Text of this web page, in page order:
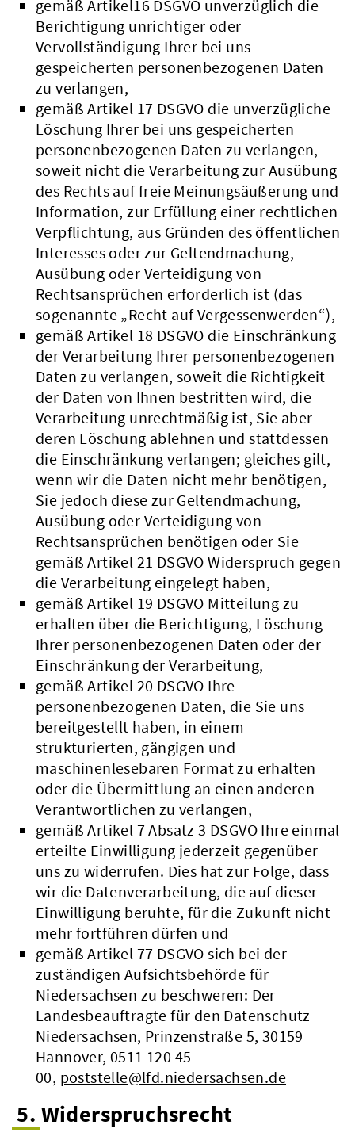
gemäß Artikel16 DSGVO unverzüglich die
Berichtigung unrichtiger oder
Vervollständigung Ihrer bei uns
gespeicherten personenbezogenen Daten
zu verlangen,
gemäß Artikel 17 DSGVO die unverzügliche
Löschung Ihrer bei uns gespeicherten
personenbezogenen Daten zu verlangen,
soweit nicht die Verarbeitung zur Ausübung
des Rechts auf freie Meinungsäußerung und
Information, zur Erfüllung einer rechtlichen
Verpflichtung, aus Gründen des öffentlichen
Interesses oder zur Geltendmachung,
Ausübung oder Verteidigung von
Rechtsansprüchen erforderlich ist (das
sogenannte „Recht auf Vergessenwerden“),
gemäß Artikel 18 DSGVO die Einschränkung
der Verarbeitung Ihrer personenbezogenen
Daten zu verlangen, soweit die Richtigkeit
der Daten von Ihnen bestritten wird, die
Verarbeitung unrechtmäßig ist, Sie aber
deren Löschung ablehnen und stattdessen
die Einschränkung verlangen; gleiches gilt,
wenn wir die Daten nicht mehr benötigen,
Sie jedoch diese zur Geltendmachung,
Ausübung oder Verteidigung von
Rechtsansprüchen benötigen oder Sie
gemäß Artikel 21 DSGVO Widerspruch gegen
die Verarbeitung eingelegt haben,
gemäß Artikel 19 DSGVO Mitteilung zu
erhalten über die Berichtigung, Löschung
Ihrer personenbezogenen Daten oder der
Einschränkung der Verarbeitung,
gemäß Artikel 20 DSGVO Ihre
personenbezogenen Daten, die Sie uns
bereitgestellt haben, in einem
strukturierten, gängigen und
maschinenlesebaren Format zu erhalten
oder die Übermittlung an einen anderen
Verantwortlichen zu verlangen,
gemäß Artikel 7 Absatz 3 DSGVO Ihre einmal
erteilte Einwilligung jederzeit gegenüber
uns zu widerrufen. Dies hat zur Folge, dass
wir die Datenverarbeitung, die auf dieser
Einwilligung beruhte, für die Zukunft nicht
mehr fortführen dürfen und
gemäß Artikel 77 DSGVO sich bei der
zuständigen Aufsichtsbehörde für
Niedersachsen zu beschweren: Der
Landesbeauftragte für den Datenschutz
Niedersachsen, Prinzenstraße 5, 30159
Hannover, 0511 120 45
00, poststelle@lfd.niedersachsen.de
5. Widerspruchsrecht